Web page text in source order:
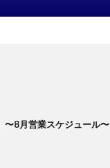
〜8月営業スケジュール〜